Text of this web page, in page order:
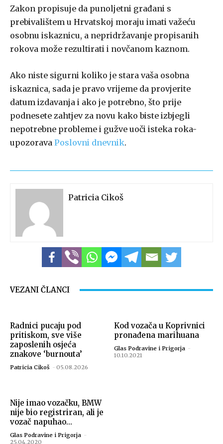
Zakon propisuje da punoljetni građani s
prebivalištem u Hrvatskoj moraju imati važeću
osobnu iskaznicu, a nepridržavanje propisanih
rokova može rezultirati i novčanom kaznom.
Ako niste sigurni koliko je stara vaša osobna
iskaznica, sada je pravo vrijeme da provjerite
datum izdavanja i ako je potrebno, što prije
podnesete zahtjev za novu kako biste izbjegli
nepotrebne probleme i gužve uoči isteka roka-
upozorava Poslovni dnevnik.
Patricia Cikoš
VEZANI ČLANCI
Radnici pucaju pod
pritiskom, sve više
zaposlenih osjeća
znakove ‘burnouta’
Patricia Cikoš - 05.08.2026
Kod vozača u Koprivnici
pronađena marihuana
Glas Podravine i Prigorja -
10.10.2021
Nije imao vozačku, BMW
nije bio registriran, ali je
vozač napuhao...
Glas Podravine i Prigorja -
25.04.2020